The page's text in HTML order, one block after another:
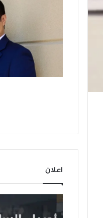
اعلان